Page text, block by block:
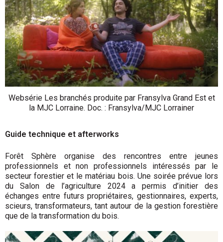
Websérie Les branchés produite par Fransylva Grand Est et
la MJC Lorraine. Doc. : Fransylva/MJC Lorrainer
Guide technique et afterworks
Forêt Sphère organise des rencontres entre jeunes
professionnels et non professionnels intéressés par le
secteur forestier et le matériau bois. Une soirée prévue lors
du Salon de l’agriculture 2024 a permis d’initier des
échanges entre futurs propriétaires, gestionnaires, experts,
scieurs, transformateurs, tant autour de la gestion forestière
que de la transformation du bois.